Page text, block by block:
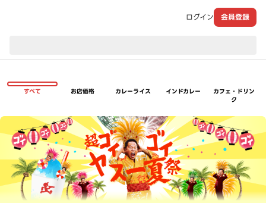
ログイン 会員登録
すべて お店価格 カレーライス インドカレー
カフェ・ドリン
ク
超ゴイゴイヤスー夏祭